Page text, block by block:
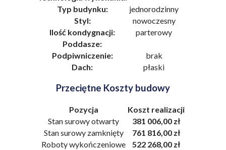
Typ budynku:
jednorodzinny
Styl:
nowoczesny
Ilość kondygnacji:
parterowy
Poddasze:
Podpiwniczenie:
brak
Dach:
płaski
Przeciętne Koszty budowy
Pozycja
Koszt realizacji
Stan surowy otwarty
381 006,00 zł
Stan surowy zamknięty
761 816,00 zł
Roboty wykończeniowe
522 268,00 zł